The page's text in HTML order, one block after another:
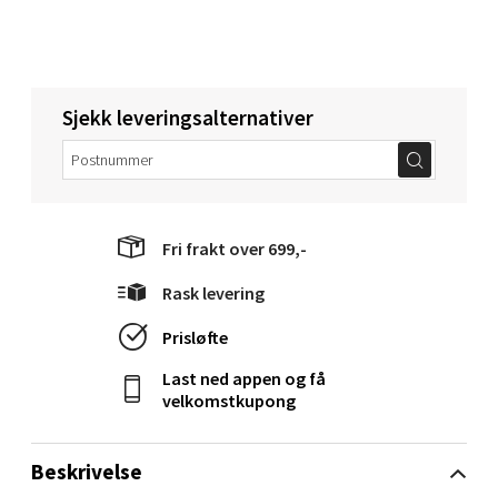
Beskrivelse
Sjekk leveringsalternativer
Fri frakt over 699,-
Rask levering
Prisløfte
Last ned appen og få
velkomstkupong
0 i butikk
Velg
Molde - Moldetorget
Torget 1, 6413 Molde
0 i butikk